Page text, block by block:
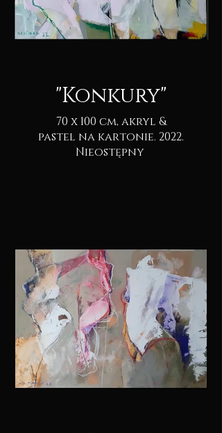
"Konkury"
70 x 100 cm, akryl &
pastel na kartonie. 2022.
Nieostępny